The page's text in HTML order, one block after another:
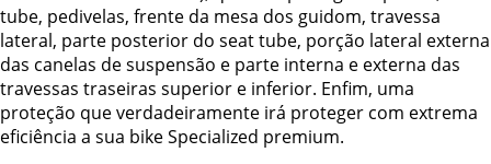
tube, pedivelas, frente da mesa dos guidom, travessa
lateral, parte posterior do seat tube, porção lateral externa
das canelas de suspensão e parte interna e externa das
travessas traseiras superior e inferior. Enfim, uma
proteção que verdadeiramente irá proteger com extrema
eficiência a sua bike Specialized premium.